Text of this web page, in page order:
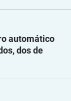
automático
dos de